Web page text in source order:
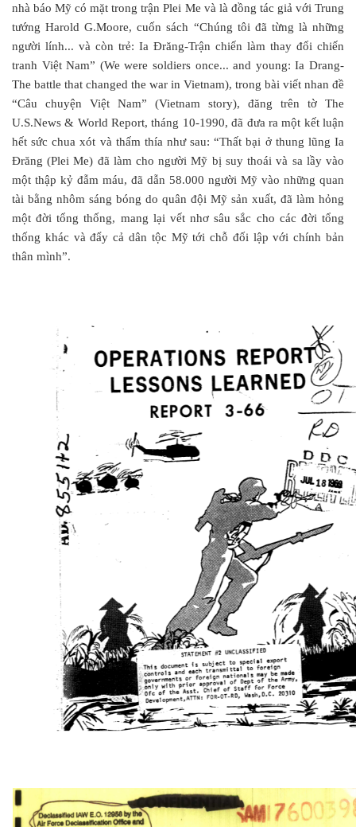
nhà báo Mỹ có mặt trong trận Plei Me và là đồng tác giả với Trung
tướng Harold G.Moore, cuốn sách “Chúng tôi đã từng là những
người lính... và còn trẻ: Ia Đrăng-Trận chiến làm thay đổi chiến
tranh Việt Nam” (We were soldiers once... and young: Ia Drang-
The battle that changed the war in Vietnam), trong bài viết nhan đề
“Câu chuyện Việt Nam” (Vietnam story), đăng trên tờ The
U.S.News & World Report, tháng 10-1990, đã đưa ra một kết luận
hết sức chua xót và thấm thía như sau: “Thất bại ở thung lũng Ia
Đrăng (Plei Me) đã làm cho người Mỹ bị suy thoái và sa lầy vào
một thập kỷ đẫm máu, đã dẫn 58.000 người Mỹ vào những quan
tài bằng nhôm sáng bóng do quân đội Mỹ sản xuất, đã làm hỏng
một đời tổng thống, mang lại vết nhơ sâu sắc cho các đời tổng
thống khác và đẩy cả dân tộc Mỹ tới chỗ đối lập với chính bản
thân mình”.